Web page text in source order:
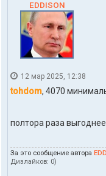
EDDISON
12 мар 2025, 12:38
tohdom, 4070
полтора раза
За это сообщение автора
Дизлайков: 0)